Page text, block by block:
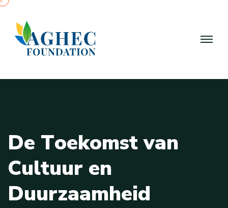
De Toekomst van
Cultuur en
Duurzaamheid